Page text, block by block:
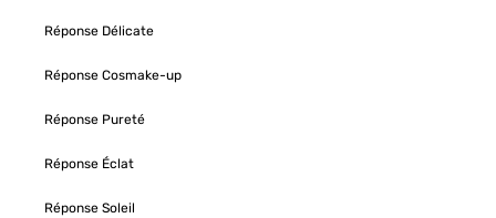
Réponse Délicate
Réponse Cosmake-up
Réponse Pureté
Réponse Éclat
Réponse Soleil